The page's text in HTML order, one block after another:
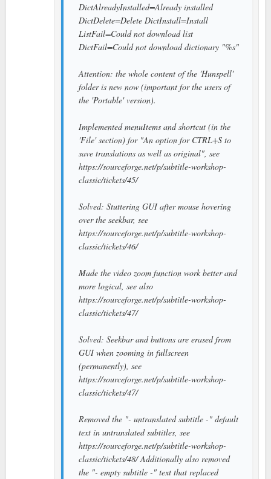
DictAlreadyInstalled=Already installed
DictDelete=Delete DictInstall=Install
ListFail=Could not download list
DictFail=Could not download dictionary "%s"
Attention: the whole content of the 'Hunspell'
folder is new now (important for the users of
the 'Portable' version).
Implemented menuItems and shortcut (in the
'File' section) for "An option for CTRL+S to
save translations as well as original", see
https://sourceforge.net/p/subtitle-workshop-
classic/tickets/45/
Solved: Stuttering GUI after mouse hovering
over the seekbar, see
https://sourceforge.net/p/subtitle-workshop-
classic/tickets/46/
Made the video zoom function work better and
more logical, see also
https://sourceforge.net/p/subtitle-workshop-
classic/tickets/47/
Solved: Seekbar and buttons are erased from
GUI when zooming in fullscreen
(permanently), see
https://sourceforge.net/p/subtitle-workshop-
classic/tickets/47/
Removed the "- untranslated subtitle -" default
text in untranslated subtitles, see
https://sourceforge.net/p/subtitle-workshop-
classic/tickets/48/ Additionally also removed
the "- empty subtitle -" text that replaced